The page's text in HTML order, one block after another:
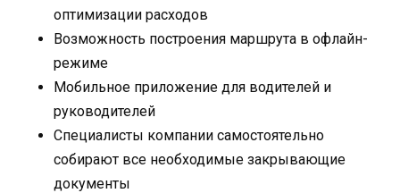
оптимизации расходов
Возможность построения маршрута в офлайн-
режиме
Мобильное приложение для водителей и
руководителей
Специалисты компании самостоятельно
собирают все необходимые закрывающие
документы